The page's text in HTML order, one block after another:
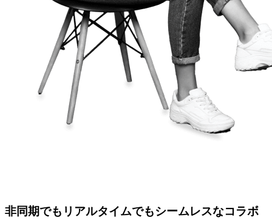
非同期でもリアルタイムでもシームレスなコラボ